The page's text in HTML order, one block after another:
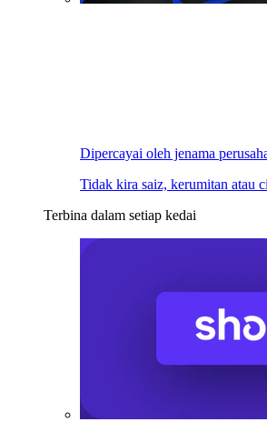
Dipercayai oleh jenama
Tidak kira saiz, kerumitan atau
Terbina dalam setiap kedai